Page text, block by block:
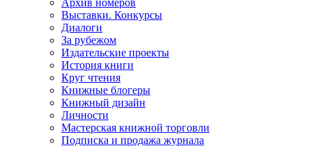
Архив номеров
Выставки. Конкурсы
Диалоги
За рубежом
Издательские проекты
История книги
Круг чтения
Книжные блогеры
Книжный дизайн
Личности
Мастерская книжной торговли
Подписка и продажа журнала